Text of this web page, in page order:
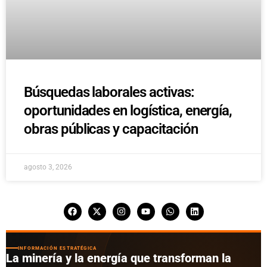
Búsquedas laborales activas:
oportunidades en logística, energía,
obras públicas y capacitación
agosto 3, 2026
INFORMACIÓN ESTRATÉGICA
La minería y la energía que transforman la